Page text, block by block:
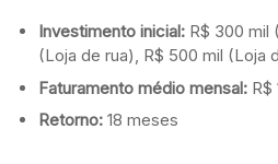
Investimento inicial: R$ 300 mil
(Loja de rua), R$ 500 mil (Loja
Faturamento médio mensal: R$
Retorno: 18 meses